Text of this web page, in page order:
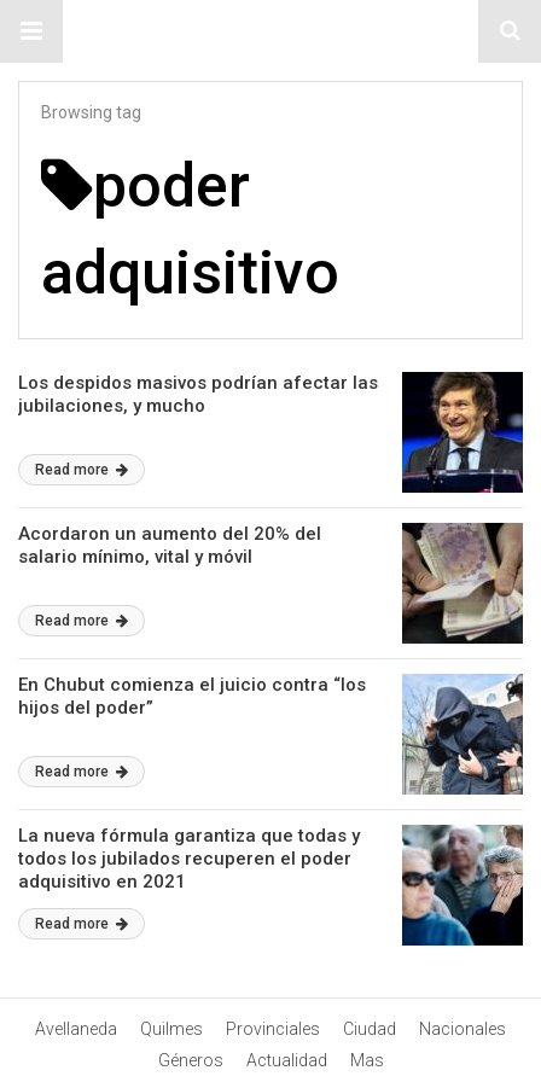
Browsing tag
poder
adquisitivo
Los despidos masivos podrían afectar las
jubilaciones, y mucho
Read more
Acordaron un aumento del 20% del
salario mínimo, vital y móvil
Read more
En Chubut comienza el juicio contra “los
hijos del poder”
Read more
La nueva fórmula garantiza que todas y
todos los jubilados recuperen el poder
adquisitivo en 2021
Read more
Avellaneda Quilmes Provinciales Ciudad
Nacionales
Géneros
Actualidad Mas